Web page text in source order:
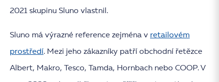
2021 skupinu Sluno vlastnil.
Sluno má výrazné reference zejména v retailovém
prostředí. Mezi jeho zákazníky patří obchodní řetězce
Albert, Makro, Tesco, Tamda, Hornbach nebo COOP. V